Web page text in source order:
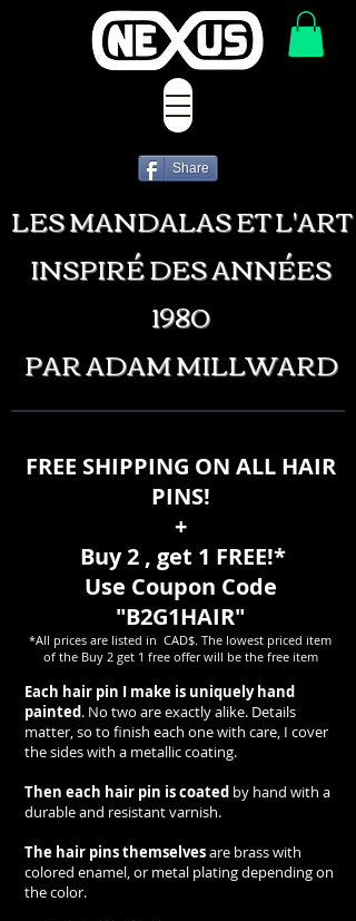
LES MANDALAS ET L'ART
INSPIRÉ DES ANNÉES
1980
PAR ADAM MILLWARD
Share
FREE SHIPPING ON ALL HAIR
PINS!
+
Buy 2 , get 1 FREE!*
Use Coupon Code
"B2G1HAIR"
*All prices are listed in CAD$. The lowest priced item
of the Buy 2 get 1 free offer will be the free item
Each hair pin I make is uniquely hand
painted. No two are exactly alike. Details
matter, so to finish each one with care, I cover
the sides with a metallic coating.
Then each hair pin is coated by hand with a
durable and resistant varnish.
The hair pins themselvesare brass with
colored enamel, or metal plating depending on
the color.